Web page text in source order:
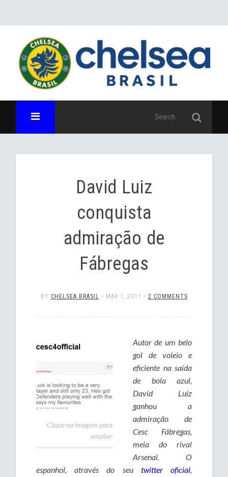
David Luiz
conquista
admiração de
Fábregas
BY CHELSEA BRASIL • MAR 1, 2011 • 2 COMMENTS
Clique na imagem para
ampliar
Autor de um belo
gol de voleio e
eficiente na saída
de bola azul,
David Luiz
ganhou a
admiração de
Cesc Fábregas,
meia do rival
Arsenal. O
espanhol, através do seu twitter oficial,